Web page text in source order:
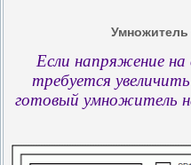
Умножитель
Если напряжение
требуется
готовый умножитель